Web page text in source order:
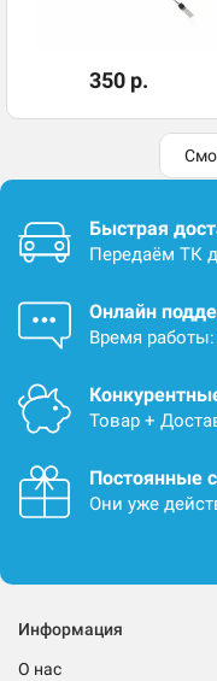
350 р.
Быстрая
Передаём ТК
Онлайн
Время работы:
Товар +
Постоянные
Они уже
Информация
О нас